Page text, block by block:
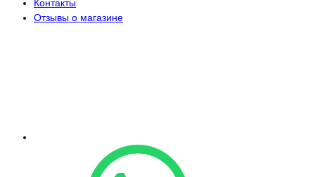
Контакты
Отзывы о магазине